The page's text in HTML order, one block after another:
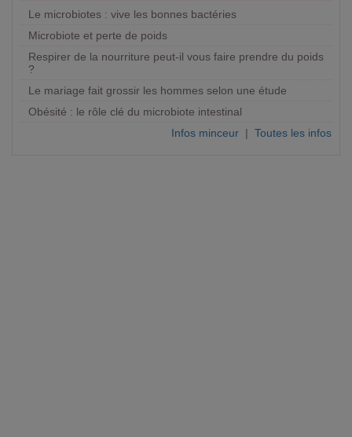
Le microbiotes : vive les bonnes bactéries
Microbiote et perte de poids
Respirer de la nourriture peut-il vous faire prendre du poids
?
Le mariage fait grossir les hommes selon une étude
Obésité : le rôle clé du microbiote intestinal
Infos minceur | Toutes les infos